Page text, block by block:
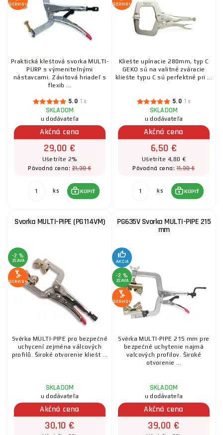
SERVIS+
Praktická kleštová svorka MULTI-
PURP s výmeniteľnými
nástavcami. Závitová hriadeľ s
flexib ...
5.0 1x
SKLADOM
u dodávateľa
Akčná cena
29,00 €
Ušetríte 2%
Pôvodná cena:21,30 €
ks KÚPIŤ
SERVIS+
Kliešte upínacie 280mm, typ C
GEKO sú na valitné zváracie
kliešte typu C sú perfektné pri ...
5.0 1x
SKLADOM
u dodávateľa
Akčná cena
6,50 €
Ušetríte 4,80 €
Pôvodná cena:11,30 €
ks KÚPIŤ
Svorka MULTI-PIPE (PG114VM)
-2 %
ZĽAVA
SERVIS+
Svěrka MULTI-PIPE pro bezpečné
uchycení zejména válcových
profilů. Široké otvorenie kliešt ...
SKLADOM
u dodávateľa
Akčná cena
30,10 €
PG635V Svorka MULTI-PIPE 215
mm
AKCIA
-2 %
ZĽAVA
SERVIS+
Svěrka MULTI-PIPE 215 mm pre
bezpečné uchytenie najmä
valcových profilov. Široké
otvorenie ...
SKLADOM
u dodávateľa
Akčná cena
39,00 €